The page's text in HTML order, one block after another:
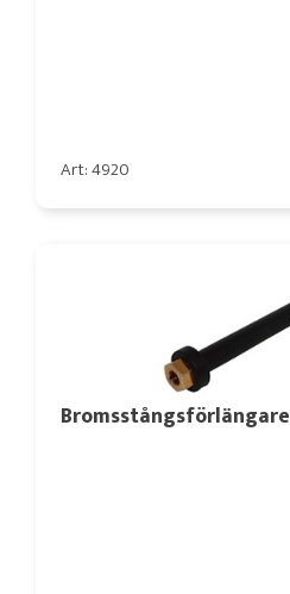
Art: 4920
Bromsstångsförlängare